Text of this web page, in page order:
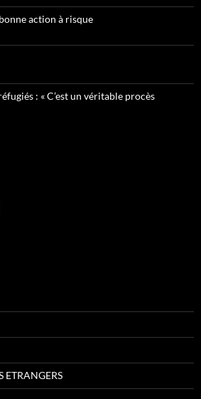
action à risque
: « C’est un véritable procès
ETRANGERS